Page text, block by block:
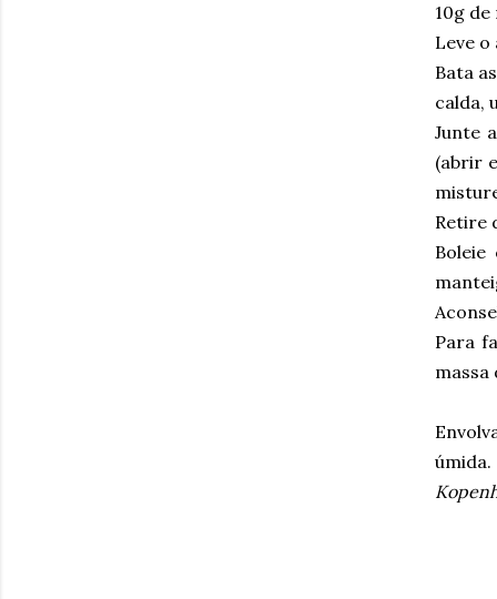
10g
Leve o
Bata
calda,
Junte
(abrir
Retire
Para
massa